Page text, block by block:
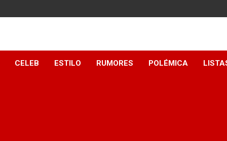
CELEB ESTILO RUMORES POLÉMICA